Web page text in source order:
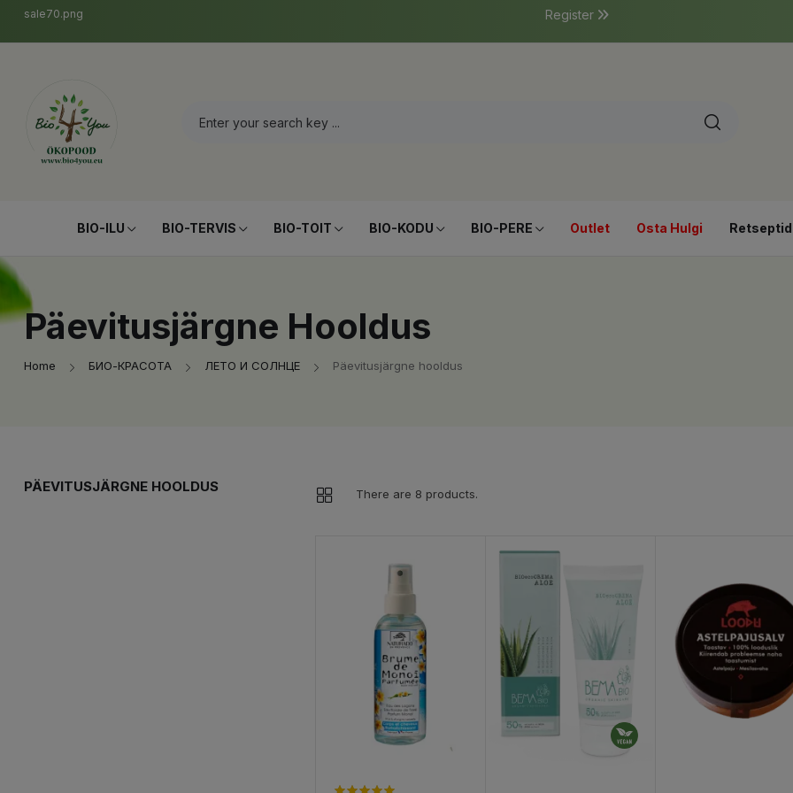
sale70.png Register
BIO-ILU BIO-TERVIS BIO-TOIT BIO-KODU BIO-PERE Outlet Osta Hulgi Retseptid
Päevitusjärgne Hooldus
Home БИО-КРАСОТА ЛЕТО И СОЛНЦЕ Päevitusjärgne hooldus
PÄEVITUSJÄRGNE HOOLDUS There are 8 products.